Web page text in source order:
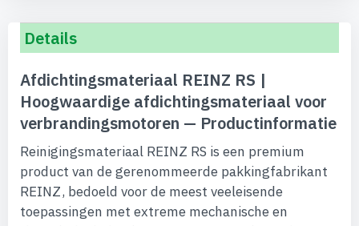
Details
Afdichtingsmateriaal REINZ RS |
Hoogwaardige afdichtingsmateriaal voor
verbrandingsmotoren — Productinformatie
Reinigingsmateriaal REINZ RS is een premium
product van de gerenommeerde pakkingfabrikant
REINZ, bedoeld voor de meest veeleisende
toepassingen met extreme mechanische en